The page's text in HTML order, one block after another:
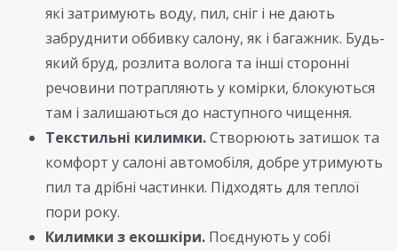
які затримують воду, пил, сніг і не дають
забруднити оббивку салону, як і багажник. Будь-
який бруд, розлита волога та інші сторонні
речовини потрапляють у комірки, блокуються
там і залишаються до наступного чищення.
Текстильні килимки.Створюють затишок та
комфорт у салоні автомобіля, добре утримують
пил та дрібні частинки. Підходять для теплої
пори року.
Килимки з екошкіри. Поєднують у собі